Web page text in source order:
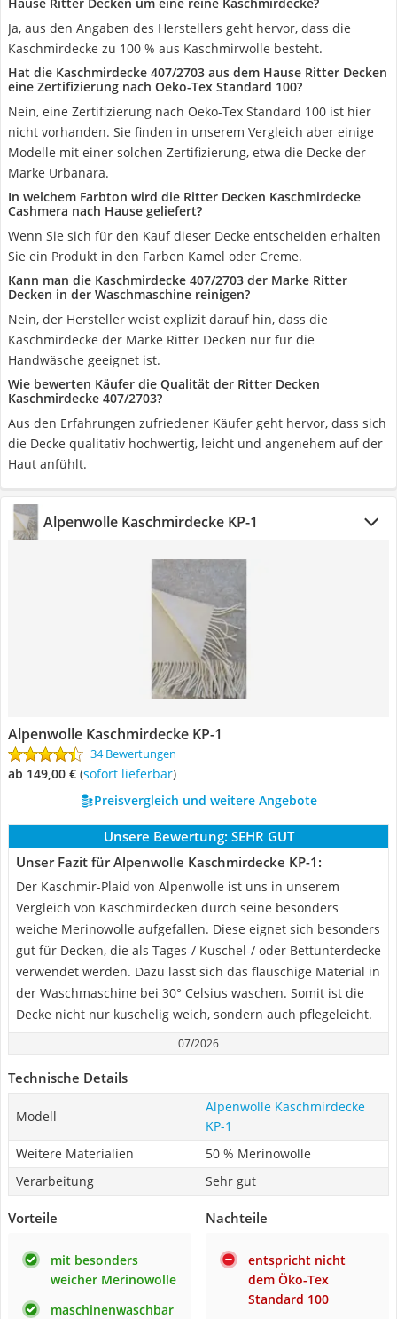
Ja, aus den Angaben des Herstellers geht hervor, dass die
Kaschmirdecke zu 100 % aus Kaschmirwolle besteht.
Hat die Kaschmirdecke 407/2703 aus dem Hause Ritter Decken
eine Zertifizierung nach Oeko-Tex Standard 100?
Nein, eine Zertifizierung nach Oeko-Tex Standard 100 ist hier
nicht vorhanden. Sie finden in unserem Vergleich aber einige
Modelle mit einer solchen Zertifizierung, etwa die Decke der
Marke Urbanara.
In welchem Farbton wird die Ritter Decken Kaschmirdecke
Cashmera nach Hause geliefert?
Wenn Sie sich für den Kauf dieser Decke entscheiden erhalten
Sie ein Produkt in den Farben Kamel oder Creme.
Kann man die Kaschmirdecke 407/2703 der Marke Ritter
Decken in der Waschmaschine reinigen?
Nein, der Hersteller weist explizit darauf hin, dass die
Kaschmirdecke der Marke Ritter Decken nur für die
Handwäsche geeignet ist.
Wie bewerten Käufer die Qualität der Ritter Decken
Kaschmirdecke 407/2703?
Aus den Erfahrungen zufriedener Käufer geht hervor, dass sich
die Decke qualitativ hochwertig, leicht und angenehem auf der
Haut anfühlt.
Alpenwolle Kaschmirdecke KP-1
Alpenwolle Kaschmirdecke KP-1
34 Bewertungen
ab 149,00 € ( Sofort lieferbar)
Preisvergleich und weitere Angebote
Unsere Bewertung: SEHR GUT
Unser Fazit für Alpenwolle Kaschmirdecke KP-1:
Der Kaschmir-Plaid von Alpenwolle ist uns in unserem
Vergleich von Kaschmirdecken durch seine besonders
weiche Merinowolle aufgefallen. Diese eignet sich besonders
gut für Decken, die als Tages-/ Kuschel-/ oder Bettunterdecke
verwendet werden. Dazu lässt sich das flauschige Material in
der Waschmaschine bei 30° Celsius waschen. Somit ist die
Decke nicht nur kuschelig weich, sondern auch pflegeleicht.
07/2026
Technische Details
Modell
Alpenwolle Kaschmirdecke
KP-1
Weitere Materialien
50 % Merinowolle
Verarbeitung
Sehr gut
Vorteile
mit besonders
weicher Merinowolle
maschinenwaschbar
Nachteile
entspricht nicht
dem Öko-Tex
Standard 100